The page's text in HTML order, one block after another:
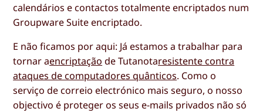
calendários e contactos totalmente encriptados num
Groupware Suite encriptado.
E não ficamos por aqui: Já estamos a trabalhar para
tornar aencriptação de Tutanotaresistente contra
ataques de computadores quânticos. Como o
serviço de correio electrónico mais seguro, o nosso
objectivo é proteger os seus e-mails privados não só